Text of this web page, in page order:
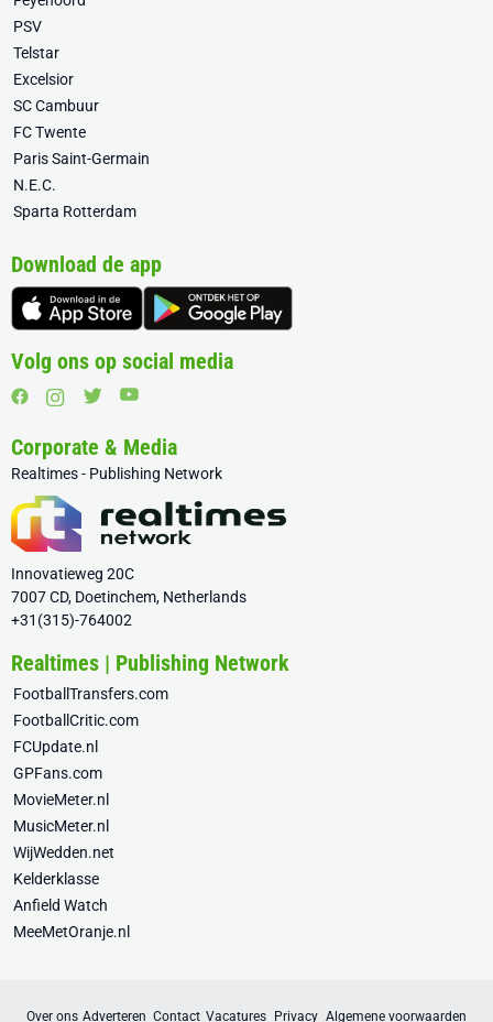
PSV
Telstar
Excelsior
SC Cambuur
FC Twente
Paris Saint-Germain
N.E.C.
Sparta Rotterdam
Download de app
Volg ons op social media
Corporate & Media
Realtimes - Publishing Network
Innovatieweg 20C
7007 CD, Doetinchem, Netherlands
+31(315)-764002
Realtimes | Publishing Network
FootballTransfers.com
FootballCritic.com
FCUpdate.nl
GPFans.com
MovieMeter.nl
MusicMeter.nl
WijWedden.net
Kelderklasse
Anfield Watch
MeeMetOranje.nl
Over ons Adverteren Contact Vacatures Privacy Algemene voorwaarden